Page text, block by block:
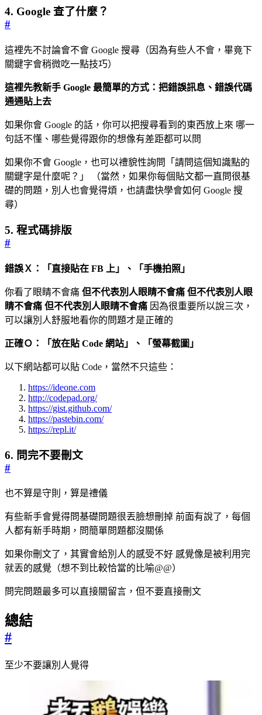
4. Google 查了什麼？
#
這裡先不討論會不會 Google 搜尋（因為有些人不會，畢竟下
關鍵字會稍微吃一點技巧）
這裡先教新手 Google 最簡單的方式：把錯誤訊息、錯誤代碼
通通貼上去
如果你會 Google 的話，你可以把搜尋看到的東西放上來 哪一
句話不懂、哪些覺得跟你的想像有差距都可以問
如果你不會 Google，也可以禮貌性詢問「請問這個知識點的
關鍵字是什麼呢？」 （當然，如果你每個貼文都一直問很基
礎的問題，別人也會覺得煩，也請盡快學會如何 Google 搜
尋）
5. 程式碼排版
#
錯誤Ｘ：「直接貼在 FB 上」、「手機拍照」
你看了眼睛不會痛 但不代表別人眼睛不會痛 但不代表別人眼
睛不會痛 但不代表別人眼睛不會痛 因為很重要所以說三次，
可以讓別人舒服地看你的問題才是正確的
正確Ｏ：「放在貼 Code 網站」、「螢幕截圖」
以下網站都可以貼 Code，當然不只這些：
https://ideone.com
http://codepad.org/
https://gist.github.com/
https://pastebin.com/
https://repl.it/
6. 問完不要刪文
#
也不算是守則，算是禮儀
有些新手會覺得問基礎問題很丟臉想刪掉 前面有說了，每個
人都有新手時期，問簡單問題都沒關係
如果你刪文了，其實會給別人的感受不好 感覺像是被利用完
就丟的感覺（想不到比較恰當的比喻@@）
問完問題最多可以直接關留言，但不要直接刪文
總結
#
至少不要讓別人覺得